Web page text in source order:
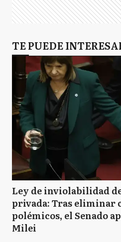
TE PUEDE
Ley de inviolabilidad
privada: Tras eliminar
polémicos, el Senado
Milei